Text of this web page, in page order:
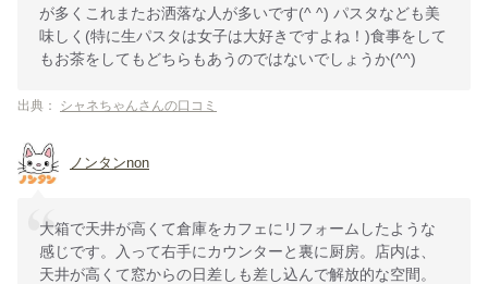
が多くこれまたお洒落な人が多いです(^ ^) パスタなども美
味しく(特に生パスタは女子は大好きですよね！)食事をして
もお茶をしてもどちらもあうのではないでしょうか(^^)
出典： シャネちゃんさんの口コミ
ノンタンnon
大箱で天井が高くて倉庫をカフェにリフォームしたような
感じです。入って右手にカウンターと裏に厨房。店内は、
天井が高くて窓からの日差しも差し込んで解放的な空間。